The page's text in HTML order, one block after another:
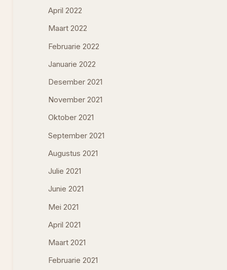
April 2022
Maart 2022
Februarie 2022
Januarie 2022
Desember 2021
November 2021
Oktober 2021
September 2021
Augustus 2021
Julie 2021
Junie 2021
Mei 2021
April 2021
Maart 2021
Februarie 2021